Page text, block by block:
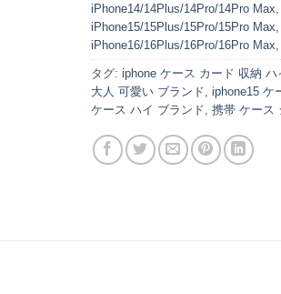
iPhone14/14Plus/14Pro/14Pro Max
iPhone15/15Plus/15Pro/15Pro Max
iPhone16/16Plus/16Pro/16Pro Max
タグ: iphone ケース カード 収納 ハ
大人 可愛い ブランド iphone15 ケ
ケース ハイ ブランド 携帯 ケース